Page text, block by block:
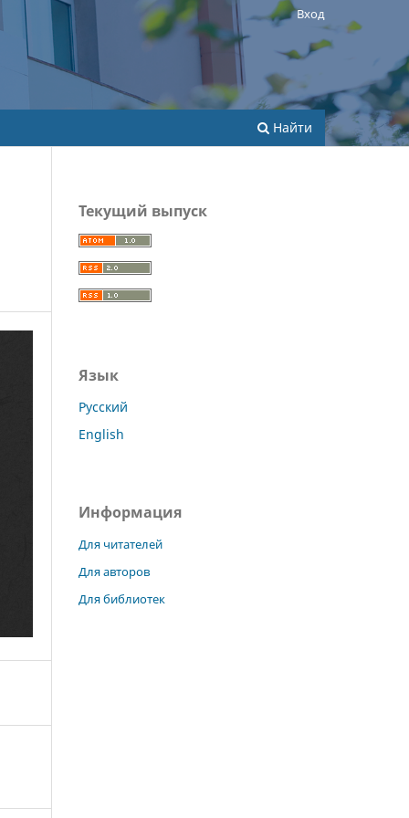
Найти
Вход
Текущий выпуск
Язык
Русский
English
Информация
Для читателей
Для авторов
Для библиотек